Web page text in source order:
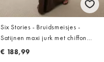
Six Stories - Bruidsmeisjes -
Satijnen maxi jurk met chiffon
cape en vierkante hals in
€ 188,99